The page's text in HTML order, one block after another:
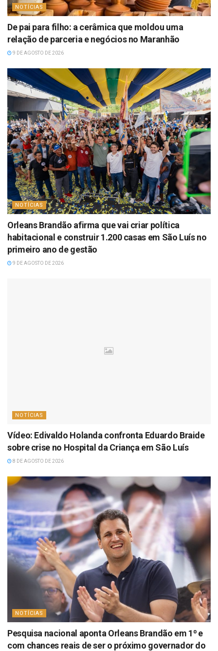
NOTÍCIAS
De pai para filho: a cerâmica que moldou uma
relação de parceria e negócios no Maranhão
9 DE AGOSTO DE 2026
NOTÍCIAS
Orleans Brandão afirma que vai criar política
habitacional e construir 1.200 casas em São Luís no
primeiro ano de gestão
9 DE AGOSTO DE 2026
NOTÍCIAS
Vídeo: Edivaldo Holanda confronta Eduardo Braide
sobre crise no Hospital da Criança em São Luís
8 DE AGOSTO DE 2026
NOTÍCIAS
Pesquisa nacional aponta Orleans Brandão em 1⁰ e
com chances reais de ser o próximo governador do